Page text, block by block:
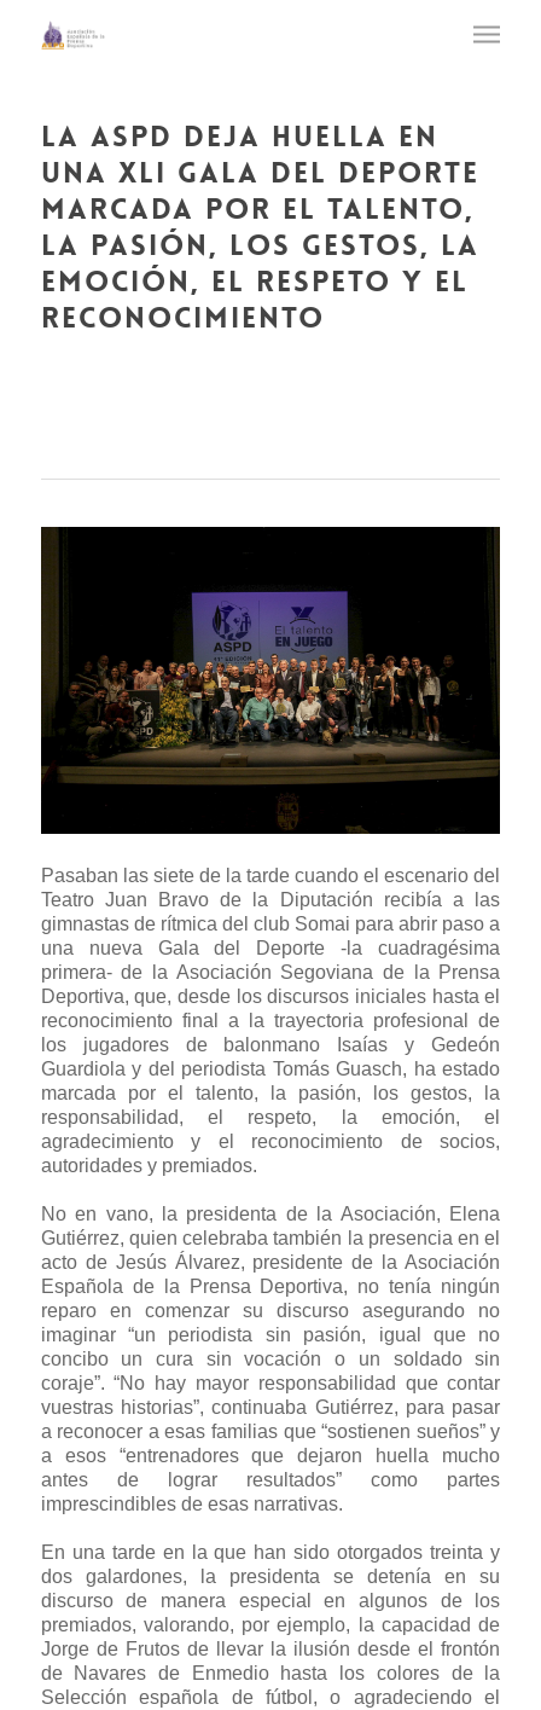
la aspd deja huella en
una xli gala del deporte
marcada por el talento,
la pasión, los gestos, la
emoción, el respeto y el
reconocimiento
Pasaban las siete de la tarde cuando el escenario del
Teatro Juan Bravo de la Diputación recibía a las
gimnastas de rítmica del club Somai para abrir paso a
una nueva Gala del Deporte -la cuadragésima
primera- de la Asociación Segoviana de la Prensa
Deportiva, que, desde los discursos iniciales hasta el
reconocimiento final a la trayectoria profesional de
los jugadores de balonmano Isaías y Gedeón
Guardiola y del periodista Tomás Guasch, ha estado
marcada por el talento, la pasión, los gestos, la
responsabilidad, el respeto, la emoción, el
agradecimiento y el reconocimiento de socios,
autoridades y premiados.
No en vano, la presidenta de la Asociación, Elena
Gutiérrez, quien celebraba también la presencia en el
acto de Jesús Álvarez, presidente de la Asociación
Española de la Prensa Deportiva, no tenía ningún
reparo en comenzar su discurso asegurando no
imaginar “un periodista sin pasión, igual que no
concibo un cura sin vocación o un soldado sin
coraje”. “No hay mayor responsabilidad que contar
vuestras historias”, continuaba Gutiérrez, para pasar
a reconocer a esas familias que “sostienen sueños” y
a esos “entrenadores que dejaron huella mucho
antes de lograr resultados” como partes
imprescindibles de esas narrativas.
En una tarde en la que han sido otorgados treinta y
dos galardones, la presidenta se detenía en su
discurso de manera especial en algunos de los
premiados, valorando, por ejemplo, la capacidad de
Jorge de Frutos de llevar la ilusión desde el frontón
de Navares de Enmedio hasta los colores de la
Selección española de fútbol, o agradeciendo el